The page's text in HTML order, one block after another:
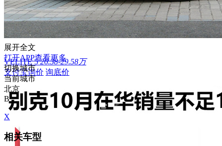
VELITE 5 26.58-29.58万
支付宝询价 询底价
展开全文
打开APP查看更多
切换城市
当前城市
北京
B
X
相关车型